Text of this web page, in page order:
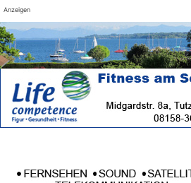
Anzeigen